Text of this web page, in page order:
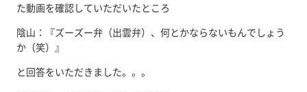
た動画を確認していただいたところ
陰山：『ズーズー弁（出雲弁）、何とかならないもんでしょう
か（笑）』
と回答をいただきました。。。